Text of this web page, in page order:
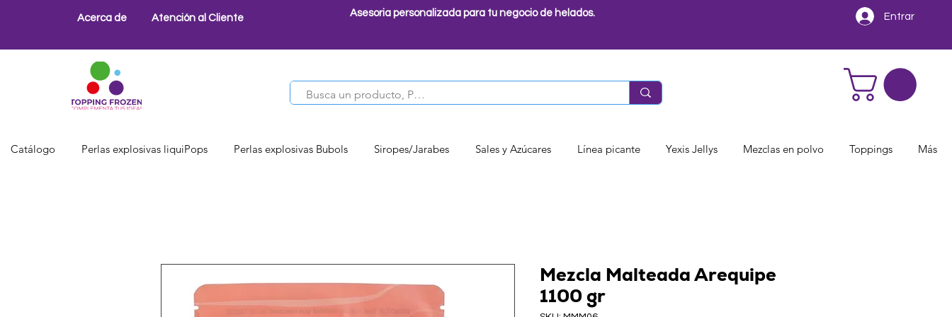
Acerca de Atención al Cliente Asesoria personalizada para tu negocio de helados. Entrar
Catálogo Perlas explosivas liquiPops Perlas explosivas Bubols Siropes/Jarabes Sales y Azúcares Línea picante Yexis Jellys Mezclas en polvo Toppings Más
Mezcla Malteada Arequipe
1100 gr